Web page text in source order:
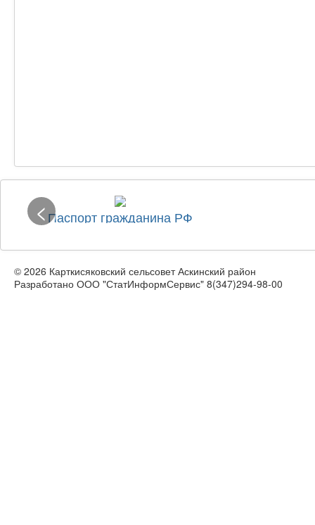
Паспорт гражданина РФ
<
© 2026 Карткисяковский сельсовет Аскинский район
Разработано ООО "СтатИнформСервис" 8(347)294-98-00